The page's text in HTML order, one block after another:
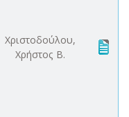
Χριστοδούλου,
Χρήστος Β.